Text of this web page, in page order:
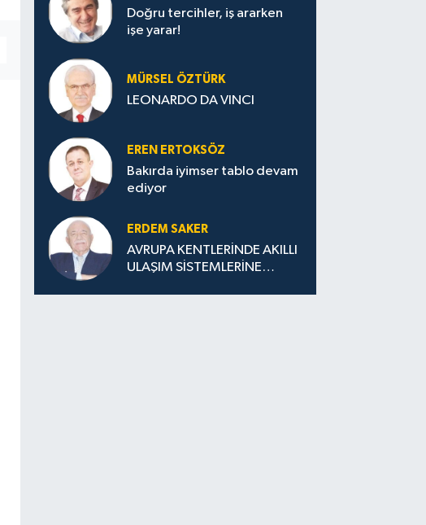
Doğru tercihler, iş ararken
işe yarar!
MÜRSEL ÖZTÜRK
LEONARDO DA VINCI
EREN ERTOKSÖZ
Bakırda iyimser tablo devam
ediyor
ERDEM SAKER
AVRUPA KENTLERİNDE AKILLI
ULAŞIM SİSTEMLERİNE